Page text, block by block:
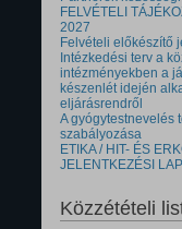
FELVÉTELI
2027
Felvételi előkészítő
Intézkedési terv a
intézményekben a
készenlét idején
eljárásrendről
A gyógytestnevelés
szabályozása
ETIKA / HIT- ÉS
JELENTKEZÉSI LAP
Közzétételi